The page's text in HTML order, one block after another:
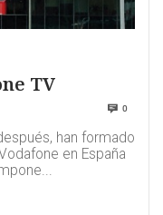
TV
0
han formado
en España